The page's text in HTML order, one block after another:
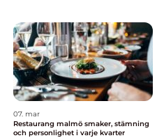
07. mar
Restaurang malmö smaker, stämning
och personlighet i varje kvarter